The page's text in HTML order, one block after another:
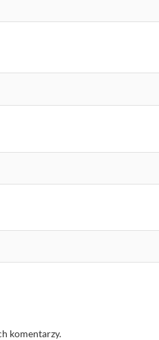
komentarzy.